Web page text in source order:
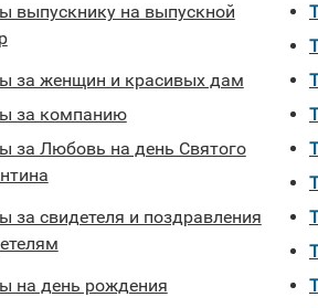
за женщин и красивых дам
за компанию
на день рождения